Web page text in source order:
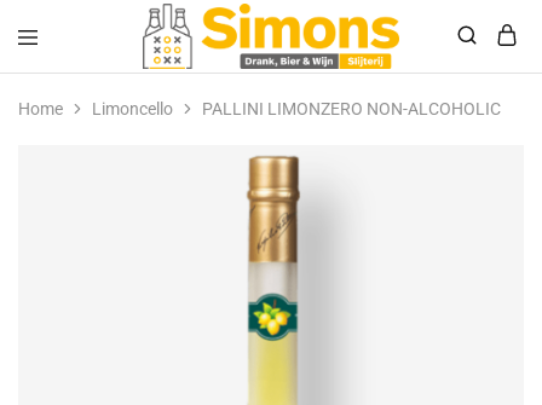
Simonsdrank.nl
Drank,
Bier
&
Home Limoncello PALLINI LIMONZERO NON-ALCOHOLIC